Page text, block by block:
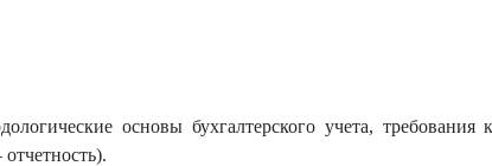
основы бухгалтерского учета,